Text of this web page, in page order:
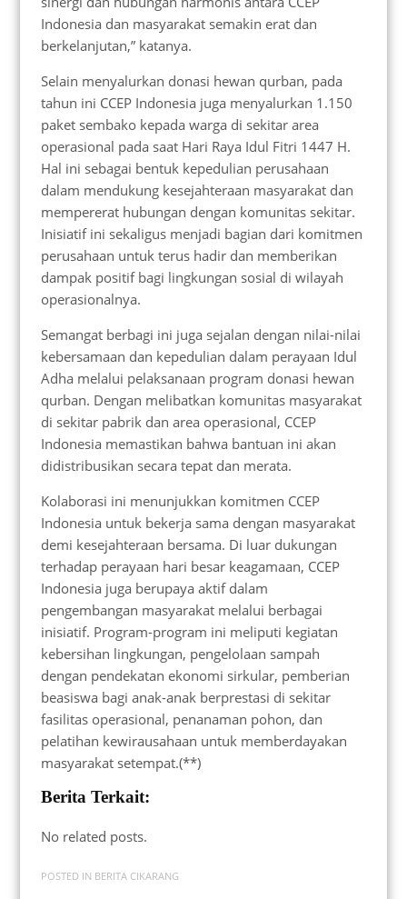
Indonesia dan masyarakat semakin erat dan
berkelanjutan,” katanya.
Selain menyalurkan donasi hewan qurban, pada
tahun ini CCEP Indonesia juga menyalurkan 1.150
paket sembako kepada warga di sekitar area
operasional pada saat Hari Raya Idul Fitri 1447 H.
Hal ini sebagai bentuk kepedulian perusahaan
dalam mendukung kesejahteraan masyarakat dan
mempererat hubungan dengan komunitas sekitar.
Inisiatif ini sekaligus menjadi bagian dari komitmen
perusahaan untuk terus hadir dan memberikan
dampak positif bagi lingkungan sosial di wilayah
operasionalnya.
Semangat berbagi ini juga sejalan dengan nilai-nilai
kebersamaan dan kepedulian dalam perayaan Idul
Adha melalui pelaksanaan program donasi hewan
qurban. Dengan melibatkan komunitas masyarakat
di sekitar pabrik dan area operasional, CCEP
Indonesia memastikan bahwa bantuan ini akan
didistribusikan secara tepat dan merata.
Kolaborasi ini menunjukkan komitmen CCEP
Indonesia untuk bekerja sama dengan masyarakat
demi kesejahteraan bersama. Di luar dukungan
terhadap perayaan hari besar keagamaan, CCEP
Indonesia juga berupaya aktif dalam
pengembangan masyarakat melalui berbagai
inisiatif. Program-program ini meliputi kegiatan
kebersihan lingkungan, pengelolaan sampah
dengan pendekatan ekonomi sirkular, pemberian
beasiswa bagi anak-anak berprestasi di sekitar
fasilitas operasional, penanaman pohon, dan
pelatihan kewirausahaan untuk memberdayakan
masyarakat setempat.(**)
Berita Terkait:
No related posts.
POSTED IN BERITA CIKARANG